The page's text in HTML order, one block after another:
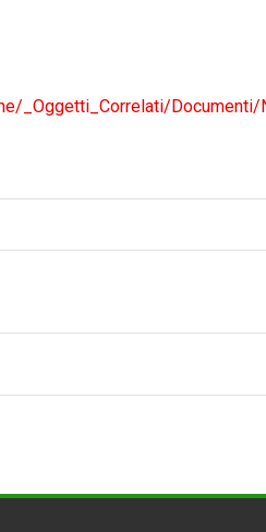
_Oggetti_Correlati/Documenti/